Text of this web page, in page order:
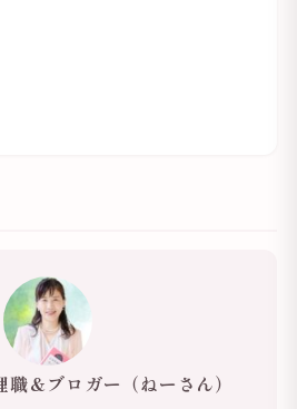
＆ブロガー（ねーさん）